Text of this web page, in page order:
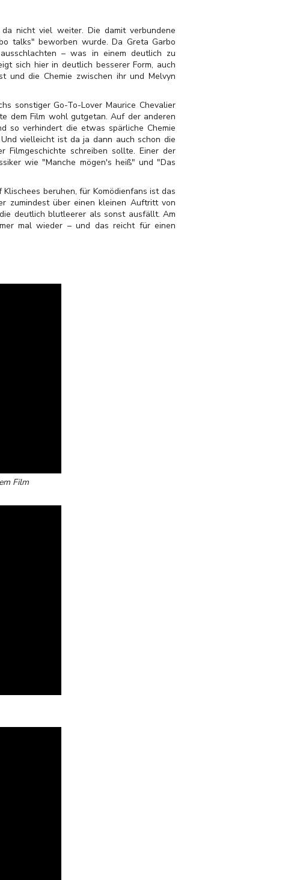
nicht viel weiter. Die damit verbundene
talks" beworben wurde. Da Greta Garbo
– was in einem deutlich zu
sich hier in deutlich besserer Form, auch
und die Chemie zwischen ihr und Melvyn
sonstiger Go-To-Lover Maurice Chevalier
dem Film wohl gutgetan. Auf der anderen
so verhindert die etwas spärliche Chemie
vielleicht ist da ja dann auch schon die
Filmgeschichte schreiben sollte. Einer der
wie "Manche mögen's heiß" und "Das
beruhen, für Komödienfans ist das
zumindest über einen kleinen Auftritt von
deutlich blutleerer als sonst ausfällt. Am
mal wieder – und das reicht für einen
Film